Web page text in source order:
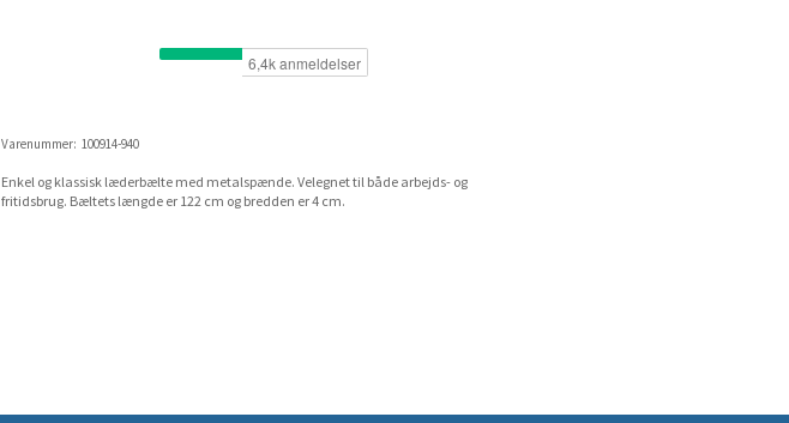
Varenummer: 100914-940
Enkel og klassisk læderbælte med metalspænde. Velegnet til både arbejds- og
fritidsbrug. Bæltets længde er 122 cm og bredden er 4 cm.